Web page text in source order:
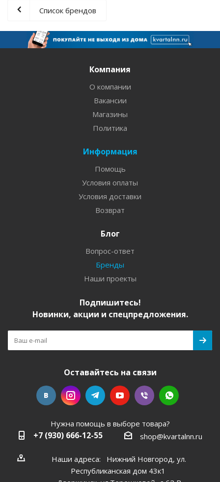
Список брендов
Компания
О компании
Вакансии
Магазины
Политика
Информация
Помощь
Условия оплаты
Условия доставки
Возврат
Блог
Вопрос-ответ
Бренды
Наши проекты
Подпишитесь!
Новинки, акции и спецпредложения.
Оставайтесь на связи
Нужна помощь в выборе товара?
+7 (930) 666-12-55 shop@kvartalnn.ru
Наши адреса: Нижний Новгород, ул.
Республиканская дом 43к1